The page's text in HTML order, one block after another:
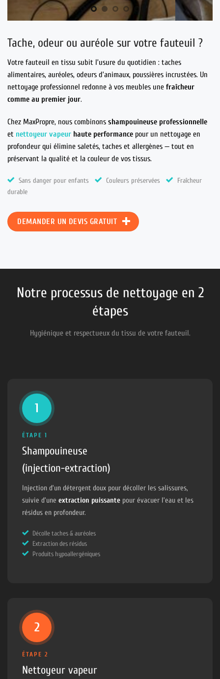
Tache, odeur ou auréole sur votre fauteuil ?
Votre fauteuil en tissu subit l’usure du quotidien : taches
alimentaires, auréoles, odeurs d’animaux, poussières incrustées. Un
nettoyage professionnel redonne à vos meubles une fraîcheur
comme au premier jour.
Chez MaxPropre, nous combinons shampouineuse professionnelle
et nettoyeur vapeur haute performance pour un nettoyage en
profondeur qui élimine saletés, taches et allergènes — tout en
préservant la qualité et la couleur de vos tissus.
Sans danger pour enfants Couleurs préservées
Fraîcheur
durable
DEMANDER UN DEVIS GRATUIT
Notre processus de nettoyage en 2
étapes
Hygiénique et respectueux du tissu de votre fauteuil.
1
ÉTAPE 1
Shampouineuse
(injection-extraction)
Injection d’un détergent doux pour décoller les salissures,
suivie d’une extraction puissante pour évacuer l’eau et les
résidus en profondeur.
Décolle taches & auréoles
Extraction des résidus
Produits hypoallergéniques
2
ÉTAPE 2
Nettoyeur vapeur